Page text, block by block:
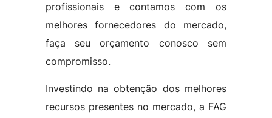
profissionais e contamos com os
melhores fornecedores do mercado,
faça seu orçamento conosco sem
compromisso.
Investindo na obtenção dos melhores
recursos presentes no mercado, a FAG